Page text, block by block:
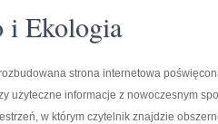
i Ekologia
strona internetowa
użyteczne informacje z nowoczesnym
w którym czytelnik znajdzie